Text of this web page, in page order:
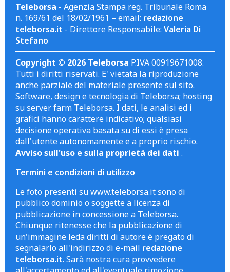
Teleborsa - Agenzia Stampa reg. Tribunale Roma
n. 169/61 del 18/02/1961 – email: redazione
teleborsa.it - Direttore Responsabile: Valeria Di
Stefano
Copyright © 2026 Teleborsa P.IVA 00919671008.
Tutti i diritti riservati. E' vietata la riproduzione
anche parziale del materiale presente sul sito.
Software, design e tecnologia di Teleborsa; hosting
su server farm Teleborsa. I dati, le analisi ed i
grafici hanno carattere indicativo; qualsiasi
decisione operativa basata su di essi è presa
dall'utente autonomamente e a proprio rischio.
Avviso sull'uso e sulla proprietà dei dati .
Termini e condizioni di utilizzo
Le foto presenti su www.teleborsa.it sono di
pubblico dominio o soggette a licenza di
pubblicazione in concessione a Teleborsa.
Chiunque ritenesse che la pubblicazione di
un'immagine leda diritti di autore è pregato di
segnalarlo all'indirizzo di e-mail redazione
teleborsa.it. Sarà nostra cura provvedere